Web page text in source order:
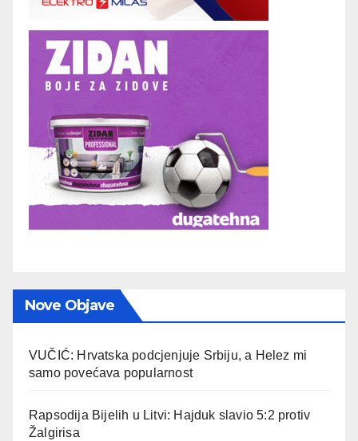
Nove Objave
VUČIĆ: Hrvatska podcjenjuje Srbiju, a Helez mi
samo povećava popularnost
Rapsodija Bijelih u Litvi: Hajduk slavio 5:2 protiv
Žalgirisa